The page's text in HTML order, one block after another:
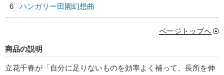
6
ハンガリー田園幻想曲
ページトップへ
商品の説明
立花千春が「自分に足りないものを効率よく補って、長所を伸